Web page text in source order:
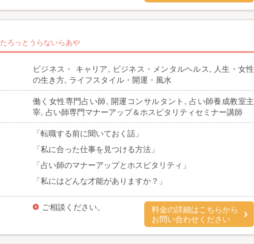
たろっとうらないらあや
ビジネス・ キャリア, ビジネス・メンタルヘルス, 人生・女性
の生き方, ライフスタイル・開運・風水
働く女性専門占い師, 開運コンサルタント, 占い師養成教室主
宰, 占い師専門マナーアップ＆ホスピタリティセミナー講師
「転職する前に聞いておく話」
「私に合った仕事を見つける方法」
「占い師のマナーアップとホスピタリティ」
「私にはどんな才能がありますか？」
ご相談ください。
料金の詳細はこちらから
お問い合わせください